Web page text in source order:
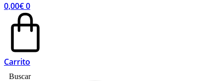
0,00€0
Carrito
Buscar